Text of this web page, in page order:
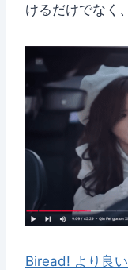
けるだけでなく
Biread! より良